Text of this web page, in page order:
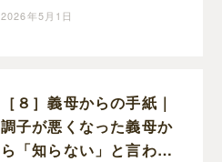
っと早く感謝を伝えたか
2026年5月1日
［８］義母からの手紙｜
調子が悪くなった義母か
ら「知らない」と言われ